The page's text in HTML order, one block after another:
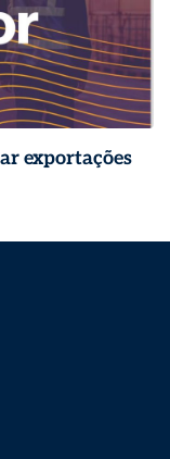
exportações